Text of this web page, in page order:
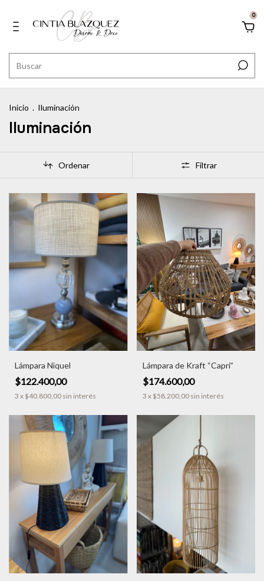
0
Inicio . Iluminación
Iluminación
Ordenar Filtrar
Lámpara Niquel
$122.400,00
3 x $40.800,00 sin interés
Lámpara de Kraft “Capri”
$174.600,00
3 x $58.200,00 sin interés